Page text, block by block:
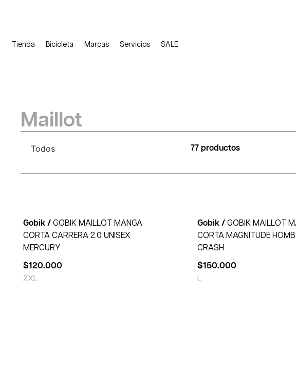
Tienda Bicicleta Marcas Servicios SALE
Maillot
Todos 77 productos
Gobik / GOBIK MAILLOT MANGA
CORTA CARRERA 2.0 UNISEX
MERCURY
$120.000
2XL
Gobik / GOBIK MAILLOT
CORTA MAGNITUDE
CRASH
$150.000
L